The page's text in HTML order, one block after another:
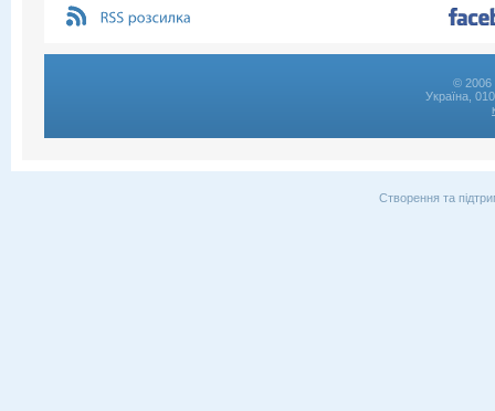
© 2006
Україна,
Створення та